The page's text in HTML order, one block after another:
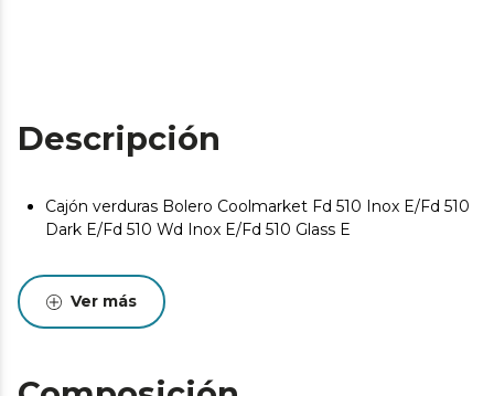
Descripción
Cajón verduras Bolero Coolmarket Fd 510 Inox E/Fd 510
Dark E/Fd 510 Wd Inox E/Fd 510 Glass E
Ver más